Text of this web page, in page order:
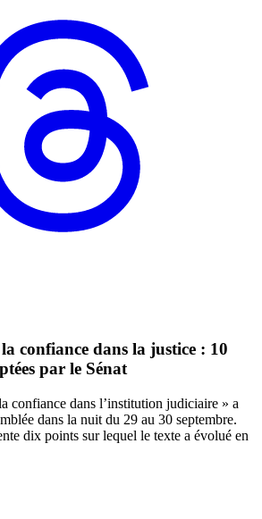
confiance dans la justice : 10
par le Sénat
confiance dans l’institution judiciaire » a
dans la nuit du 29 au 30 septembre.
dix points sur lequel le texte a évolué en